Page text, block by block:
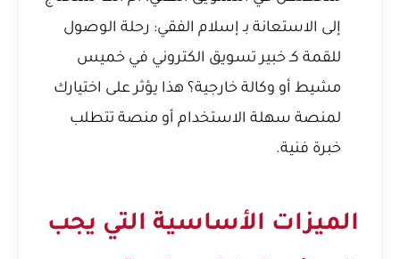
إلى الاستعانة بـ إسلام الفقي: رحلة الوصول
للقمة كـ خبير تسويق الكتروني في خميس
مشيط أو وكالة خارجية؟ هذا يؤثر على اختيارك
لمنصة سهلة الاستخدام أو منصة تتطلب
خبرة فنية.
الميزات الأساسية التي يجب